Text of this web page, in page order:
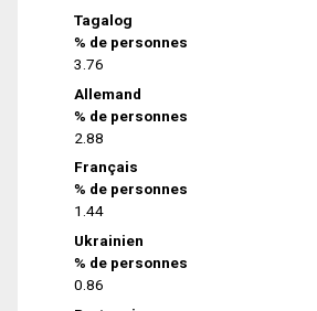
Tagalog
% de personnes
3.76
Allemand
% de personnes
2.88
Français
% de personnes
1.44
Ukrainien
% de personnes
0.86